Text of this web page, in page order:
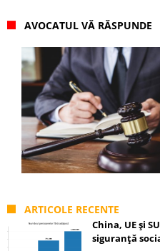
AVOCATUL VĂ RĂSPUNDE
ARTICOLE RECENTE
China, UE și
siguranță